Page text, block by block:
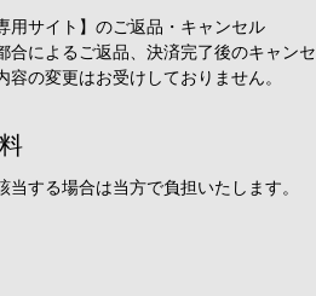
用サイト】のご返品・キャンセル
合によるご返品、決済完了後のキャンセ
容の変更はお受けしておりません。
当する場合は当方で負担いたします。